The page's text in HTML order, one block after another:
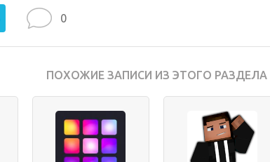
0
ПОХОЖИЕ ЗАПИСИ ИЗ ЭТОГО РАЗДЕЛА